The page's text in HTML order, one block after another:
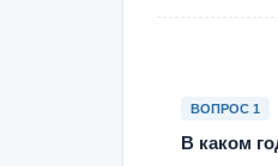
ВОПРОС 1
В каком